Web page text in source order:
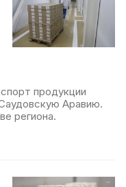
продукции
Аравию.
региона.